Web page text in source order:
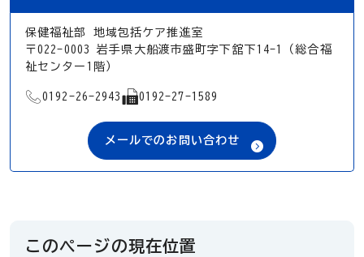
保健福祉部 地域包括ケア推進室
〒022-0003 岩手県大船渡市盛町字下舘下14-1（総合福
祉センター1階）
TEL
0192-26-2943 FAX
0192-27-1589
メールでのお問い合わせ
このページの現在位置